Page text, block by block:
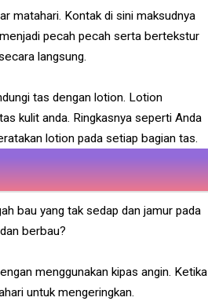
matahari. Kontak di sini maksudnya
pecah pecah serta bertekstur
langsung.
tas dengan lotion. Lotion
kulit anda. Ringkasnya seperti Anda
lotion pada setiap bagian tas.
bau yang tak sedap dan jamur pada
berbau?
menggunakan kipas angin. Ketika
untuk mengeringkan.